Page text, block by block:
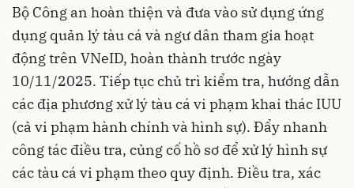
Bộ Công an hoàn thiện và đưa vào sử dụng ứng
dụng quản lý tàu cá và ngư dân tham gia hoạt
động trên VNeID, hoàn thành trước ngày
10/11/2025. Tiếp tục chủ trì kiểm tra, hướng dẫn
các địa phương xử lý tàu cá vi phạm khai thác IUU
(cả vi phạm hành chính và hình sự). Đẩy nhanh
công tác điều tra, củng cố hồ sơ để xử lý hình sự
các tàu cá vi phạm theo quy định. Điều tra, xác